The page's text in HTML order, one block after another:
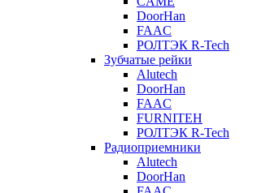
DoorHan
FAAC
РОЛТЭК R-Tech
Зубчатые рейки
Alutech
DoorHan
FAAC
FURNITEH
РОЛТЭК R-Tech
Радиоприемники
Alutech
DoorHan